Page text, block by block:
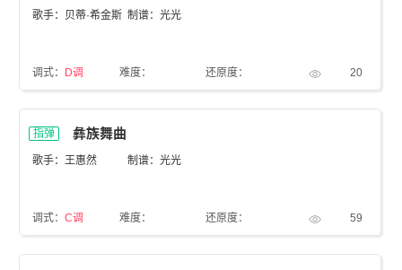
歌手：贝蒂·希金斯 制谱：光光
调式： D调 难度： 还原度： 20
指弹 彝族舞曲
歌手：王惠然 制谱：光光
调式：C调 难度： 还原度： 59